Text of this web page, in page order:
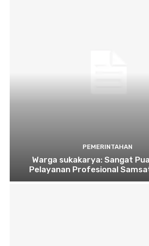
PEMERINTAHAN
Warga sukakarya: Sangat
Pelayanan Profesional